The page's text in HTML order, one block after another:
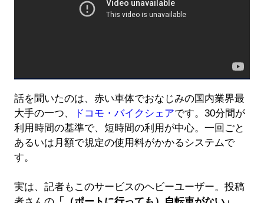
話を聞いたのは、赤い車体でおなじみの国内業界最
大手の一つ、
ドコモ・バイクシェアです。30分間が
利用時間の基準で、短時間の利用が中心。一回ごと
あるいは月額で規定の使用料がかかるシステムで
す。
実は、記者もこのサービスのヘビーユーザー。投稿